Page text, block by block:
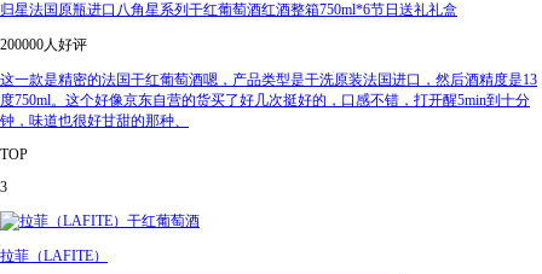
归星法国原瓶进口八角星系列干红葡萄酒红酒整箱750ml*6节日送礼礼盒
200000人好评
这一款是精密的法国干红葡萄酒嗯，产品类型是干洗原装法国进口，然后酒精度是13
度750ml。这个好像京东自营的货买了好几次挺好的，口感不错，打开醒5min到十分
钟，味道也很好甘甜的那种、
TOP
3
拉菲（LAFITE）